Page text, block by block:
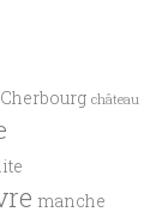
Cherbourg château
manche